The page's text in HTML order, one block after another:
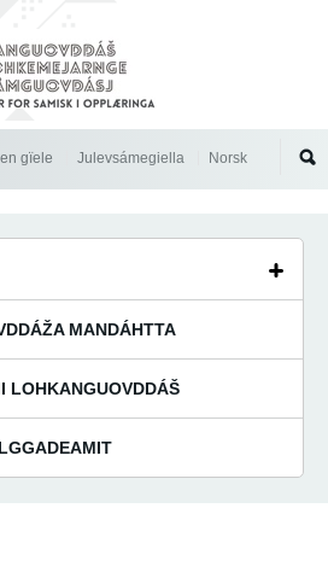
gïele Julevsámegiella
Norsk
MANDÁHTTA
LOHKANGUOVDDÁŠ